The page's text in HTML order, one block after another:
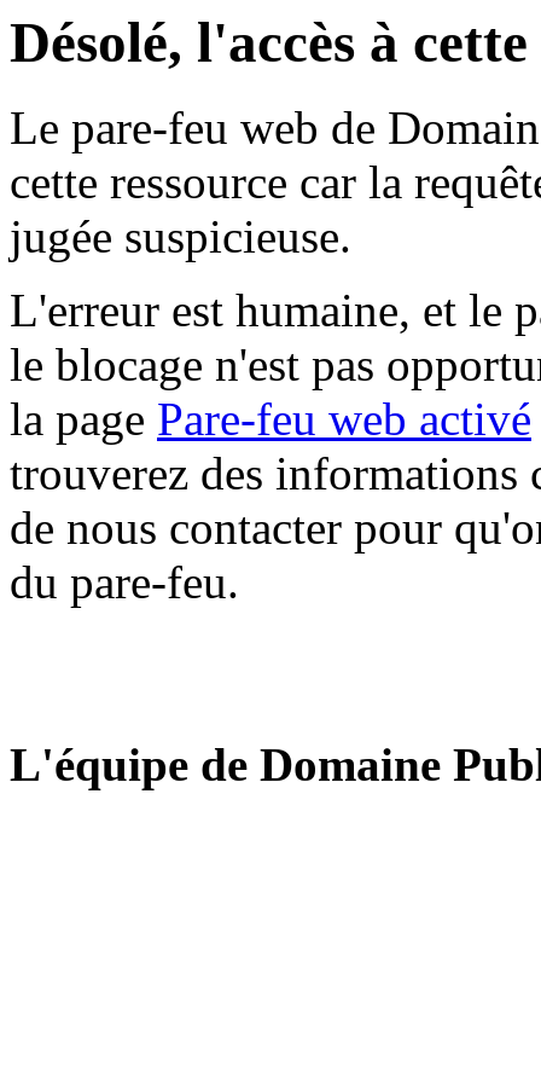
Désolé, l'accès à
Le pare-feu web de
cette ressource car la
jugée suspicieuse.
L'erreur est humaine, et le
le blocage n'est pas
la page Pare-feu web activé
trouverez des informations
de nous contacter pour
du pare-feu.
L'équipe de Domaine